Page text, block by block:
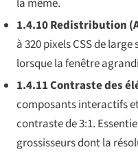
1.4.10 Redistribution
à 320 pixels CSS de
lorsque la fenêtre
1.4.11 Contraste des
composants interactifs
contraste de 3:1.
grossisseurs dont la